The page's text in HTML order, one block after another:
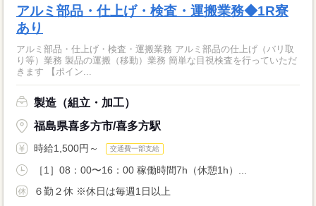
アルミ部品・仕上げ・検査・運搬業務◆1R寮
あり
アルミ部品・仕上げ・検査・運搬業務 アルミ部品の仕上げ（バリ取
り等）業務 製品の運搬（移動）業務 簡単な目視検査を行っていただ
きます 【ポイン...
製造（組立・加工）
福島県喜多方市/喜多方駅
時給1,500円～ 交通費一部支給
［1］08：00〜16：00 稼働時間7h（休憩1h）...
６勤２休 ※休日は毎週1日以上